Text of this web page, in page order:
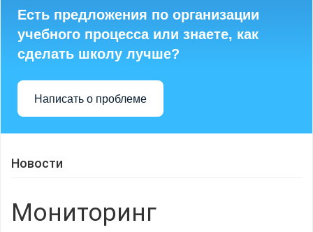
Есть предложения по организации
учебного процесса или знаете, как
сделать школу лучше?
Написать о проблеме
Новости
Мониторинг